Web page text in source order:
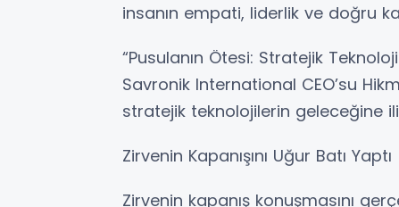
insanın empati, liderlik ve doğru
“Pusulanın Ötesi: Stratejik
Savronik International CEO’su
stratejik teknolojilerin geleceğine
Zirvenin Kapanışını Uğur Batı Yaptı
Zirvenin kapanış konuşmasını